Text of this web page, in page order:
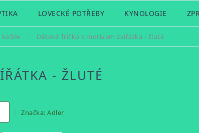
LOVECKÉ POTŘEBY KYNOLOGIE
košile / Dětské Tričko s motivem zvířátka - žluté
- ŽLUTÉ
Značka: Adler